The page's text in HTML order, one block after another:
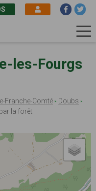
les-Fourgs
Franche-Comté
Doubs
la forêt